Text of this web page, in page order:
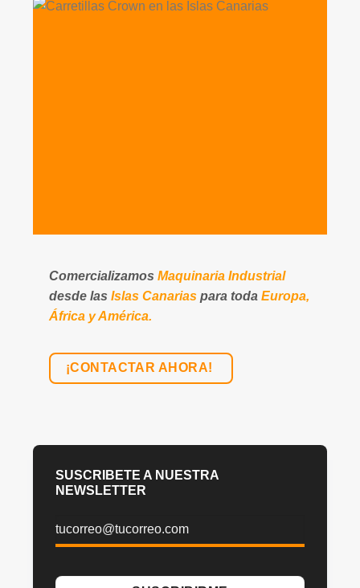
ComercializamosMaquinaria Industrial
desde lasIslas Canarias para todaEuropa,
África y América.
¡CONTACTAR AHORA!
SUSCRIBETE A NUESTRA
NEWSLETTER